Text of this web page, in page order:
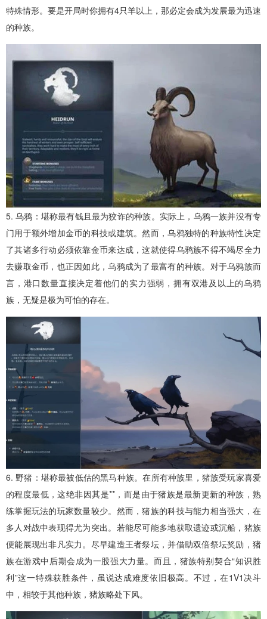
特殊情形。要是开局时你拥有4只羊以上，那必定会成为发展最为迅速
的种族。
5. 乌鸦：堪称最有钱且最为狡诈的种族。实际上，乌鸦一族并没有专
门用于额外增加金币的科技或建筑。然而，乌鸦独特的种族特性决定
了其诸多行动必须依靠金币来达成，这就使得乌鸦族不得不竭尽全力
去赚取金币，也正因如此，乌鸦成为了最富有的种族。对于乌鸦族而
言，港口数量直接决定着他们的实力强弱，拥有双港及以上的乌鸦
族，无疑是极为可怕的存在。
6. 野猪：堪称最被低估的黑马种族。在所有种族里，猪族受玩家喜爱
的程度最低，这绝非因其是**，而是由于猪族是最新更新的种族，熟
练掌握玩法的玩家数量较少。然而，猪族的科技与能力相当强大，在
多人对战中表现得尤为突出。若能尽可能多地获取遗迹或沉船，猪族
便能展现出非凡实力。尽早建造王者祭坛，并借助双倍祭坛奖励，猪
族在游戏中后期会成为一股强大力量。而且，猪族特别契合“知识胜
利”这一特殊获胜条件，虽说达成难度依旧极高。不过，在1V1决斗
中，相较于其他种族，猪族略处下风。